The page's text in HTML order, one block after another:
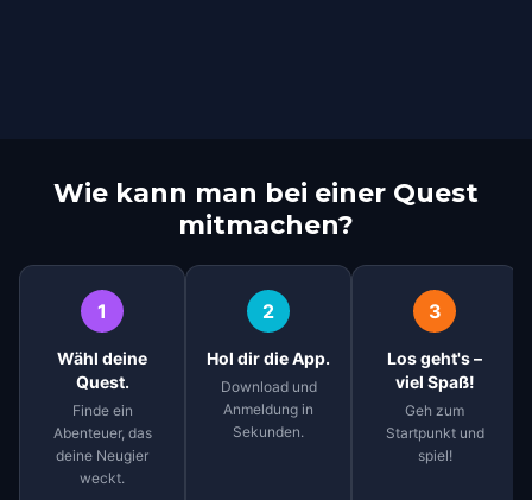
Wie kann man bei einer Quest
mitmachen?
1
Wähl deine
Quest.
Finde ein
Abenteuer, das
deine Neugier
weckt.
2
Hol dir die App.
Download und
Anmeldung in
Sekunden.
3
Los geht's –
viel Spaß!
Geh zum
Startpunkt und
spiel!